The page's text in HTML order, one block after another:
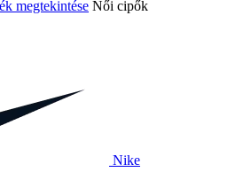
megtekintése Női cipők
Nike